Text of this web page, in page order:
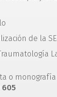
de la
o
605